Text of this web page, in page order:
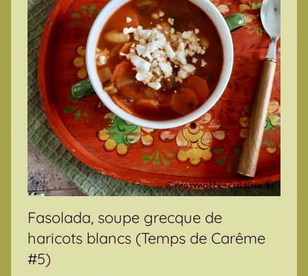
Fasolada, soupe grecque de
haricots blancs (Temps de Carême
#5)